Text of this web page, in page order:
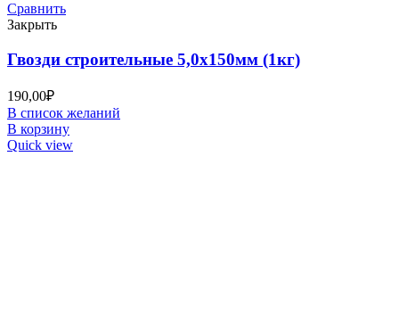
Сравнить
Закрыть
Гвозди строительные 5,0х150мм (1кг)
190,00₽
В список желаний
В корзину
Quick view